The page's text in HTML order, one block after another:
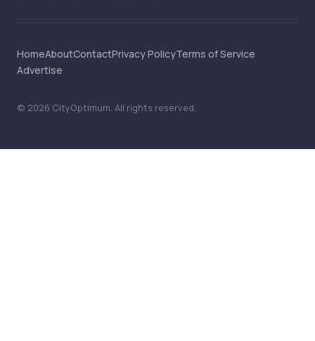
HomeAboutContactPrivacy PolicyTerms of Service
Advertise
© 2026 CityOptimum. All rights reserved.